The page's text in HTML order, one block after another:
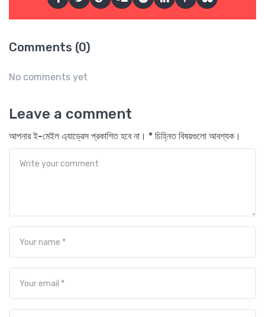
Comments (0)
No comments yet
Leave a comment
আপনার ই-মেইল এ্যাড্রেস প্রকাশিত হবে না। * চিহ্নিত বিষয়গুলো আবশ্যক।